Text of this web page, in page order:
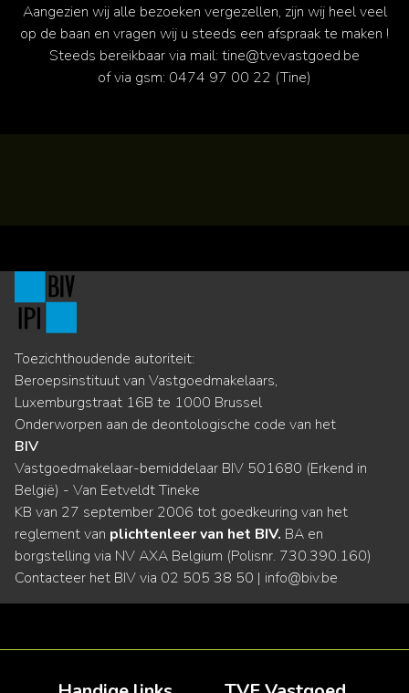
Aangezien wij alle bezoeken vergezellen, zijn wij heel veel
op de baan en vragen wij u steeds een afspraak te maken !
Steeds bereikbaar via mail: tine@tvevastgoed.be
of via gsm: 0474 97 00 22 (Tine)
Toezichthoudende autoriteit:
Beroepsinstituut van Vastgoedmakelaars,
Luxemburgstraat 16B te 1000 Brussel
Onderworpen aan de deontologische code van het
BIV
Vastgoedmakelaar-bemiddelaar BIV 501680 (Erkend in
België) - Van Eetveldt Tineke
KB van 27 september 2006 tot goedkeuring van het
reglement van plichtenleer van het BIV. BA en
borgstelling via NV AXA Belgium (Polisnr. 730.390.160)
Contacteer het BIV via 02 505 38 50 | info@biv.be